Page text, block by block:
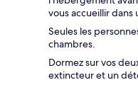
vous accueillir
Seules les
chambres.
Dormez sur vos
extincteur et un